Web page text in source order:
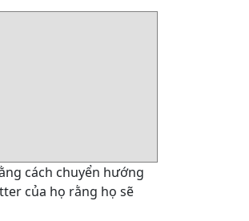
cách chuyển hướng
của họ rằng họ sẽ